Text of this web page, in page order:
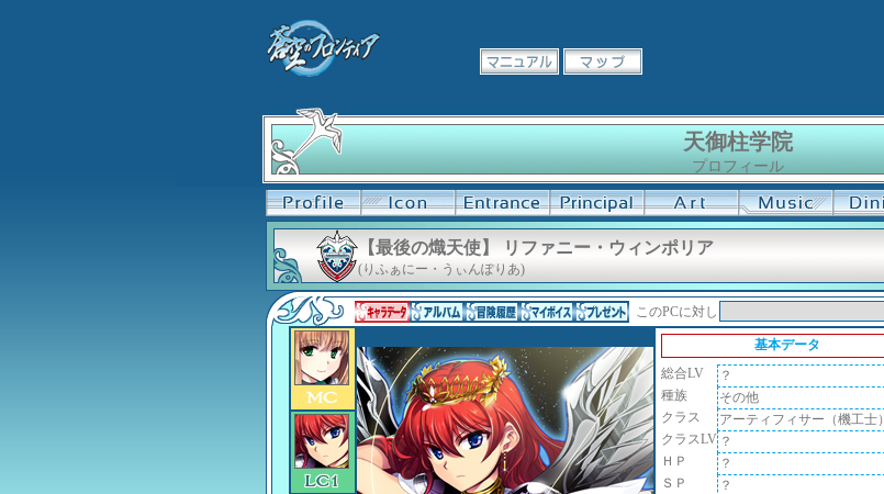
天御柱学院
プロフィール
【最後の熾天使】 リファニー・ウィンポリア
(りふぁにー・うぃんぽりあ)
このPCに対し
基本データ
総合LV
？
種族
その他
クラス
アーティフィサー（機工士）
クラスLV ？
ＨＰ
？
ＳＰ
？